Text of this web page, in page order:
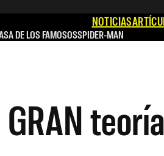
NOTICIAS
DE LOS FAMOSOSSPIDER-MAN